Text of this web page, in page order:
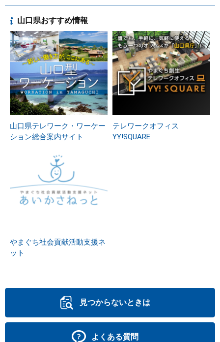
山口県おすすめ情報
山口県テレワーク・ワーケー
ション総合案内サイト
テレワークオフィス
YY!SQUARE
やまぐち社会貢献活動支援ネ
ット
見つからないときは
よくある質問